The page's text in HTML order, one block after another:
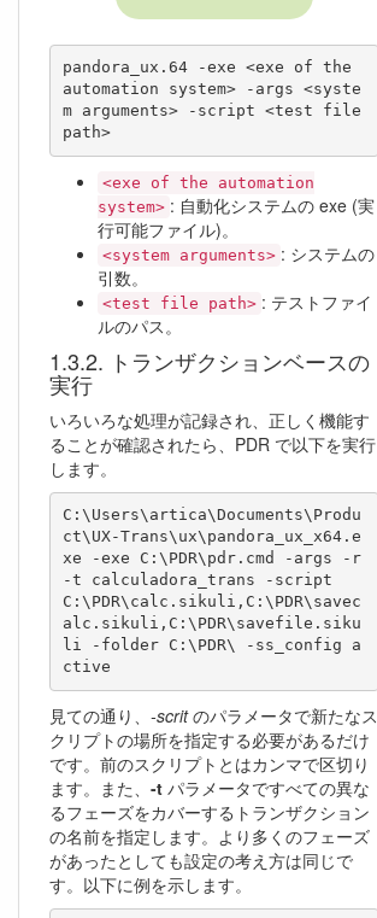
pandora_ux.64 -exe <exe of the
automation system> -args <syste
m arguments> -script <test file
path>
<exe of the automation
system> : 自動化システムの exe (実
行可能ファイル)。
<system arguments> : システムの
引数。
<test file path> : テストファイ
ルのパス。
トランザクションベースの
実行
いろいろな処理が記録され、正しく機能す
ることが確認されたら、PDR で以下を実行
します。
C:\Users\artica\Documents\Produ
ct\UX-Trans\ux\pandora_ux_x64.e
xe -exe C:\PDR\pdr.cmd -args -r
-t calculadora_trans -script
C:\PDR\calc.sikuli,C:\PDR\savec
alc.sikuli,C:\PDR\savefile.siku
li -folder C:\PDR\ -ss_config a
見ての通り、 -scritのパラメータで新たなス
クリプトの場所を指定する必要があるだけ
です。前のスクリプトとはカンマで区切り
ます。また、 -t パラメータですべての異な
るフェーズをカバーするトランザクション
の名前を指定します。より多くのフェーズ
があったとしても設定の考え方は同じで
す。以下に例を示します。